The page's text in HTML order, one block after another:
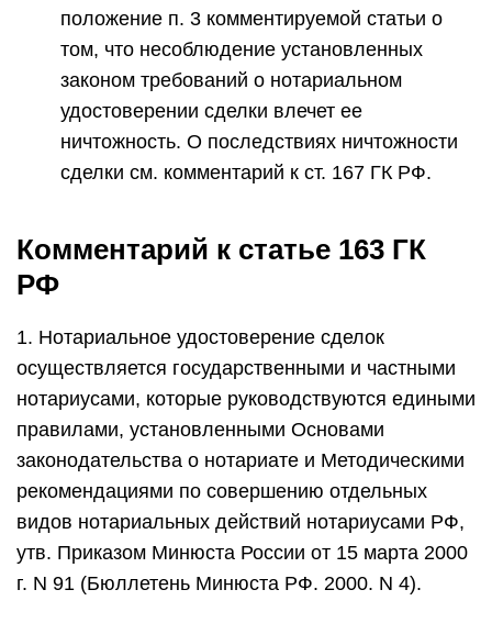
положение п. 3 комментируемой статьи о
том, что несоблюдение установленных
законом требований о нотариальном
удостоверении сделки влечет ее
ничтожность. О последствиях ничтожности
сделки см. комментарий к ст. 167 ГК РФ.
Комментарий к статье 163 ГК
РФ
1. Нотариальное удостоверение сделок
осуществляется государственными и частными
нотариусами, которые руководствуются едиными
правилами, установленными Основами
законодательства о нотариате и Методическими
рекомендациями по совершению отдельных
видов нотариальных действий нотариусами РФ,
утв. Приказом Минюста России от 15 марта 2000
г. N 91 (Бюллетень Минюста РФ. 2000. N 4).